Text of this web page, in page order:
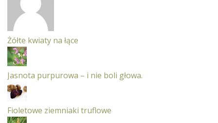
Żółte kwiaty na łące
Jasnota purpurowa – i nie boli głowa.
Fioletowe ziemniaki truflowe